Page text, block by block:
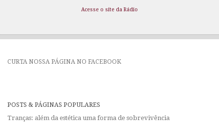
Acesse o site da Rádio
CURTA NOSSA PÁGINA NO FACEBOOK
POSTS & PÁGINAS POPULARES
Tranças: além da estética uma forma de sobrevivência